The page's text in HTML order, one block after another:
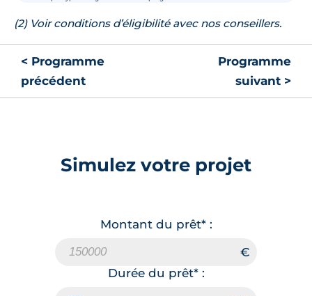
(2) Voir conditions d’éligibilité avec nos conseillers.
< Programme
précédent
Programme
suivant >
Simulez votre projet
Montant du prêt* :
Durée du prêt* :